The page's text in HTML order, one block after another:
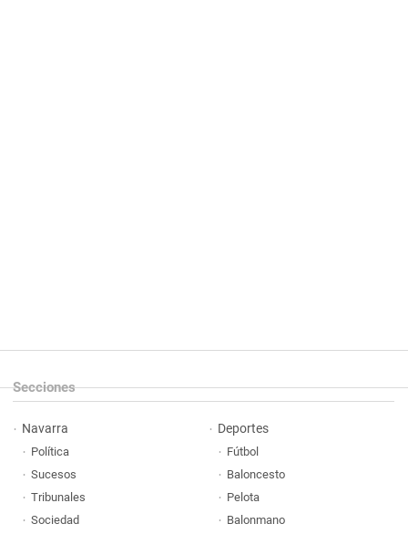
Secciones
Navarra
Política
Sucesos
Tribunales
Sociedad
Deportes
Fútbol
Baloncesto
Pelota
Balonmano